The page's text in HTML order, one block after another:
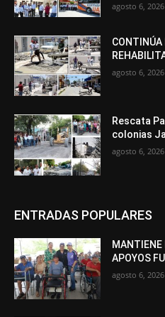
agosto 6, 2026
CONTINÚA
agosto 6, 2026
Rescata
colonias
agosto 6, 2026
ENTRADAS POPULARES
MANTIENE
APOYOS
agosto 6, 2026